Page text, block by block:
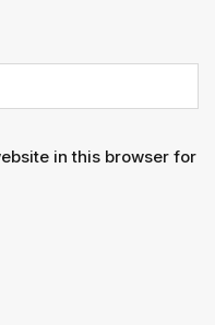
in this browser for